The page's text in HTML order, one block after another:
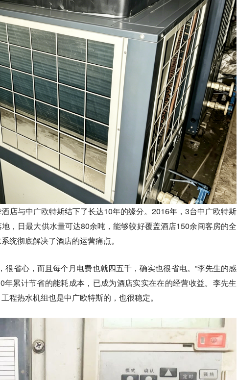
店与中广欧特斯结下了长达10年的缘分。2016年，3台中广欧特斯
，日最大供水量可达80余吨，能够较好覆盖酒店150余间客房的全
统彻底解决了酒店的运营痛点。
很省心，而且每个月电费也就四五千，确实也很省电。”李先生的感
累计节省的能耗成本，已成为酒店实实在在的经营收益。李先生
程热水机组也是中广欧特斯的，也很稳定。